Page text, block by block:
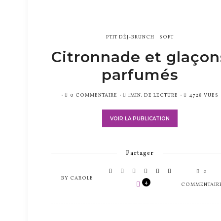
PTIT DÉJ-BRUNCH SOFT
Citronnade et
parfumés
PUBLIÉ0 COMMENTAIRE 1MIN. DE LECTURE 4728 VUES
VOIR LA PUBLICATION
Partager
BY CAROLE
4
0